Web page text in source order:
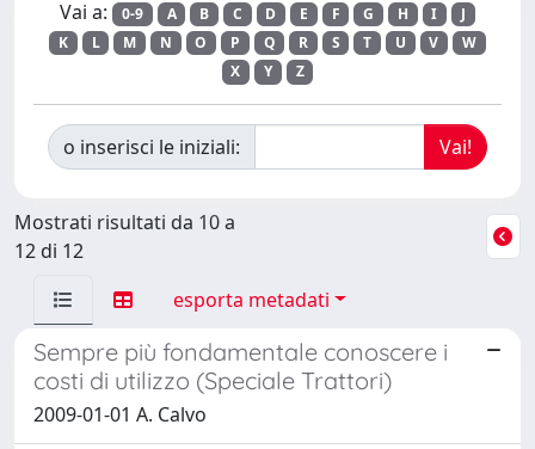
Vai a: 0-9 A B C D E F G H I
J
K
L M N O P Q R S T U V
W
X
Y Z
o inserisci le iniziali:
Mostrati risultati da 10 a
12 di 12
esporta metadati
Sempre più fondamentale conoscere i
costi di utilizzo (Speciale Trattori)
2009-01-01 A. Calvo